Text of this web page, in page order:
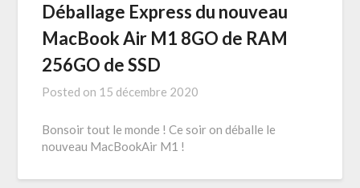
Déballage Express du nouveau
MacBook Air M1 8GO de RAM
256GO de SSD
Posted on 15 décembre 2020
Bonsoir tout le monde ! Ce soir on déballe le
nouveau MacBookAir M1 !